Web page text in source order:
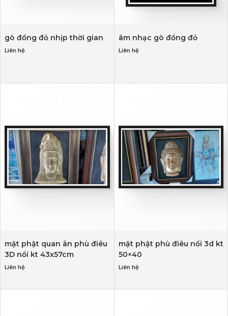
gò đồng đỏ nhịp thời gian
Liên hệ
âm nhạc gò đồng đỏ
Liên hệ
mặt phật quan ân phù điêu
3D nổi kt 43x57cm
Liên hệ
mặt phật phù điêu nổi 3d kt
50×40
Liên hệ